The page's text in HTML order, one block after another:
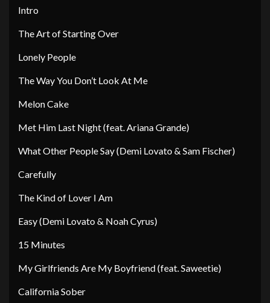
Intro
The Art of Starting Over
Lonely People
The Way You Don’t Look At Me
Melon Cake
Met Him Last Night (feat. Ariana Grande)
What Other People Say (Demi Lovato & Sam Fischer)
Carefully
The Kind of Lover I Am
Easy (Demi Lovato & Noah Cyrus)
15 Minutes
My Girlfriends Are My Boyfriend (feat. Saweetie)
California Sober